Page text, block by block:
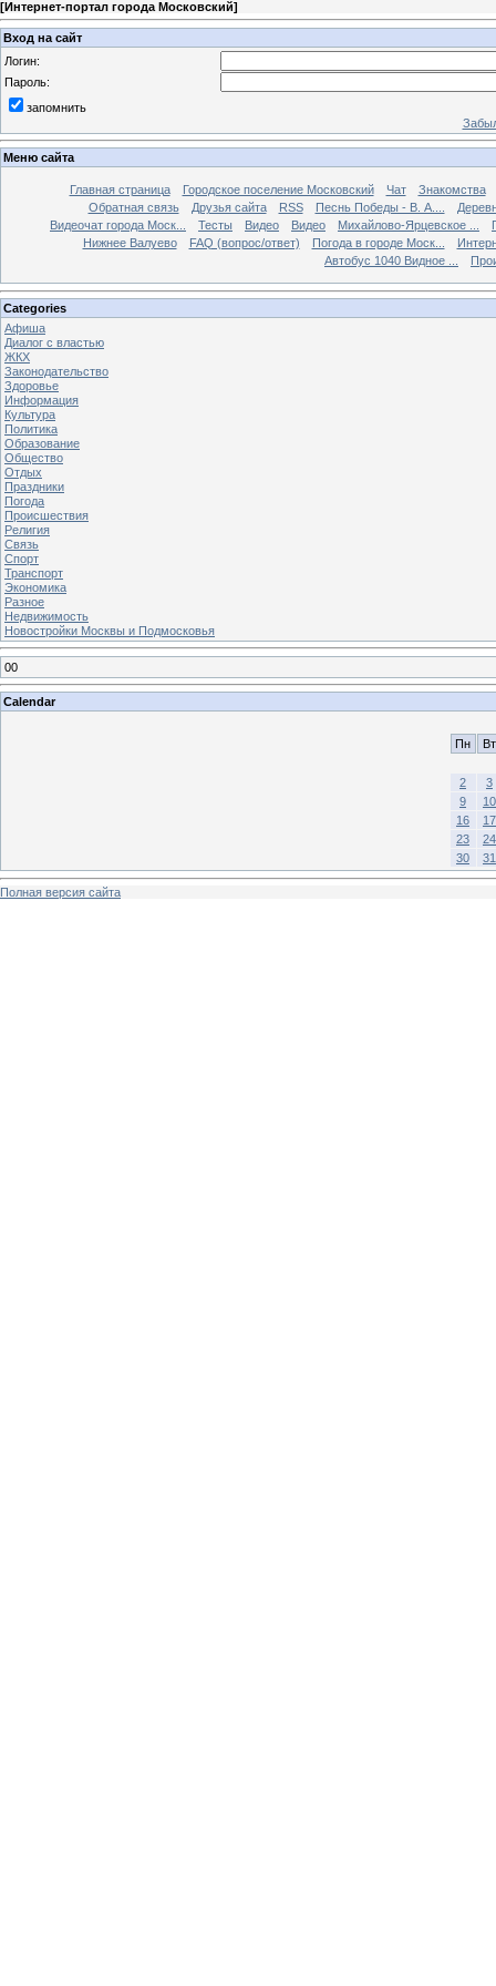
[Интернет-портал города Московский]
Вход на сайт
Логин:
Пароль:
запомнить
Меню сайта
Главная страница Городское поселение Московский Чат
Знакомства
Обратная связь
Друзья сайта RSS Песнь Победы - В. А....
Видеочат города Моск...
Тесты Видео Видео Михайлово-Ярцевское ...
Нижнее Валуево
FAQ (вопрос/ответ) Погода в городе Моск...
Автобус 1040 Видное ...
Categories
Афиша
Диалог с властью
ЖКХ
Законодательство
Здоровье
Информация
Культура
Политика
Образование
Общество
Отдых
Праздники
Погода
Происшествия
Религия
Связь
Спорт
Транспорт
Экономика
Разное
Недвижимость
Новостройки Москвы и Подмосковья
00
Calendar
Пн Вт
2
3
9
10
16
17
23
24
30
31
Полная версия сайта